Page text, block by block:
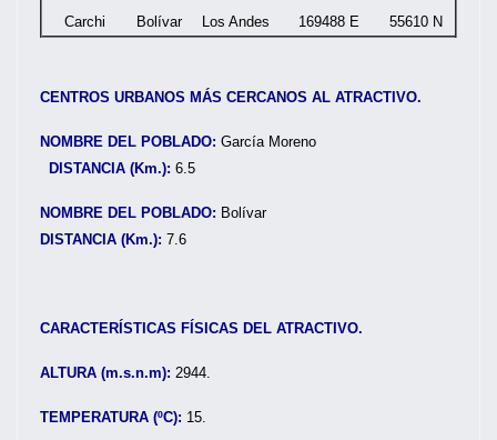
Carchi
Bolívar Los Andes 169488 E 55610 N
CENTROS URBANOS MÁS CERCANOS AL ATRACTIVO.
NOMBRE DEL POBLADO: García Moreno
DISTANCIA (Km.): 6.5
NOMBRE DEL POBLADO: Bolívar
DISTANCIA (Km.): 7.6
CARACTERÍSTICAS FÍSICAS DEL ATRACTIVO.
ALTURA (m.s.n.m): 2944.
TEMPERATURA (ºC): 15.